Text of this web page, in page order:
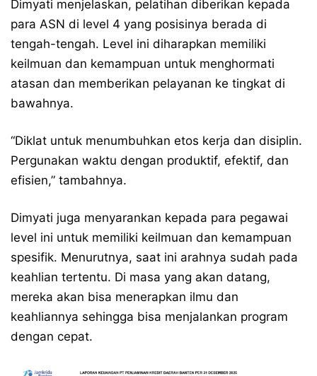
Dimyati menjelaskan, pelatihan diberikan kepada
para ASN di level 4 yang posisinya berada di
tengah-tengah. Level ini diharapkan memiliki
keilmuan dan kemampuan untuk menghormati
atasan dan memberikan pelayanan ke tingkat di
bawahnya.
“Diklat untuk menumbuhkan etos kerja dan disiplin.
Pergunakan waktu dengan produktif, efektif, dan
efisien,” tambahnya.
Dimyati juga menyarankan kepada para pegawai
level ini untuk memiliki keilmuan dan kemampuan
spesifik. Menurutnya, saat ini arahnya sudah pada
keahlian tertentu. Di masa yang akan datang,
mereka akan bisa menerapkan ilmu dan
keahliannya sehingga bisa menjalankan program
dengan cepat.